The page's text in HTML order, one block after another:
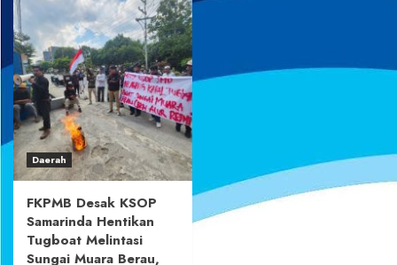
Daerah
FKPMB Desak KSOP
Samarinda Hentikan
Tugboat Melintasi
Sungai Muara Berau,